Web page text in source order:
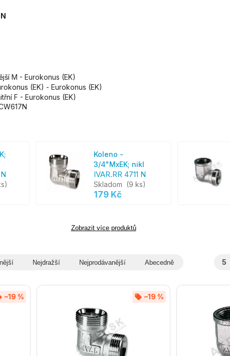
M - Eurokonus (EK)
(EK) - Eurokonus (EK)
F - Eurokonus (EK)
Koleno -
3/4"MxEK; nikl
IVAR.RR 4711 N
Skladom (9 ks)
179 Kč
Zobrazit více produktů
Nejdražší Nejprodávanější Abecedně 5
–19 % –19 %